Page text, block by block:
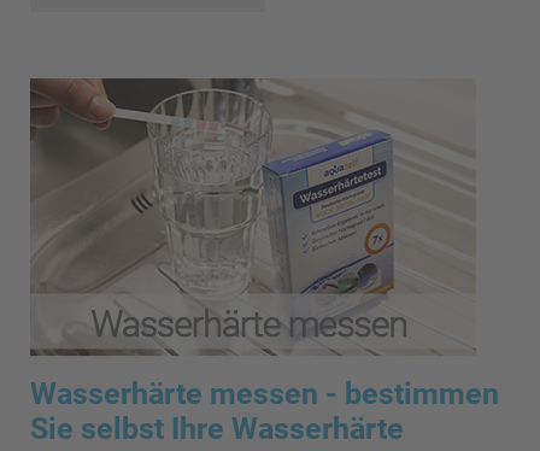
Wasserhärte messen - bestimmen
Sie selbst Ihre Wasserhärte